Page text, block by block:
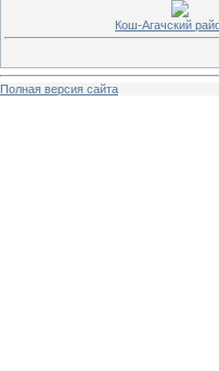
Кош-Агачский
Полная версия сайта